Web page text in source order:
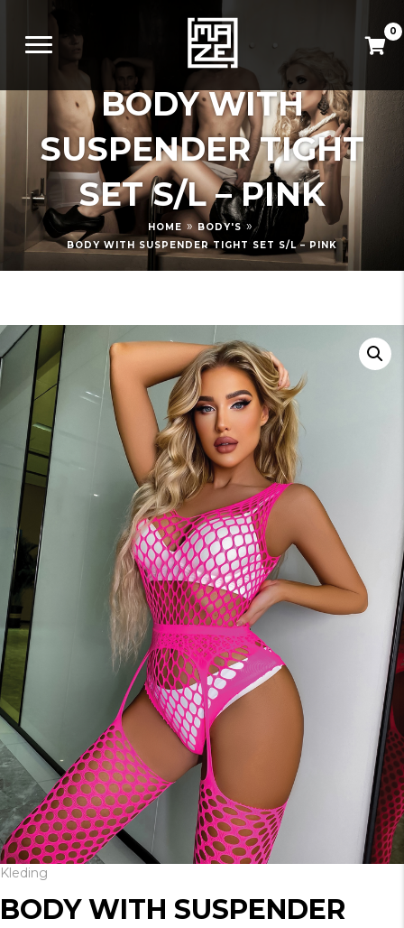
0
BODY WITH
SUSPENDER TIGHT
SET S/L – PINK
HOME » BODY'S »
BODY WITH SUSPENDER TIGHT SET S/L – PINK
Kleding
BODY WITH SUSPENDER